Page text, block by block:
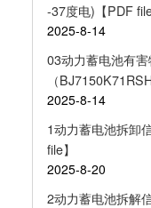
-37度电)【PDF file
2025-8-14
03动力蓄电池有
（
2025-8-14
1动力蓄电池拆卸
file】
2025-8-20
2动力蓄电池拆解